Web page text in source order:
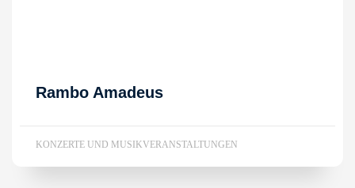
Rambo Amadeus
KONZERTE UND MUSIKVERANSTALTUNGEN